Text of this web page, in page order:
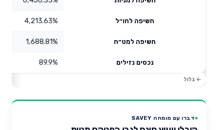
חשיפה לחו״ל 4,213.63%
חשיפה למט״ח 1,688.81%
נכסים נזילים 89.9%
דברו עם מומחה SAVEY